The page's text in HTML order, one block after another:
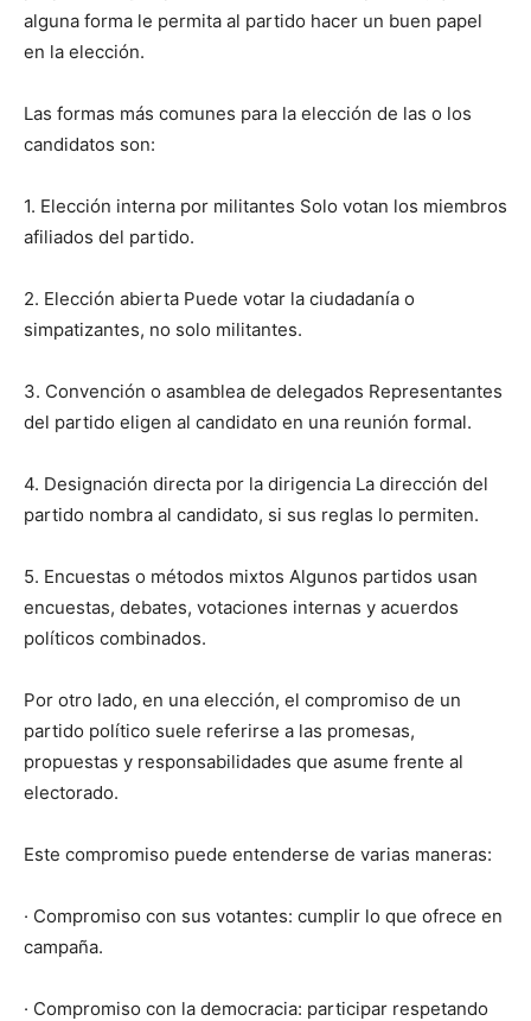
alguna forma le permita al partido hacer un buen papel
en la elección.
Las formas más comunes para la elección de las o los
candidatos son:
1. Elección interna por militantes Solo votan los miembros
afiliados del partido.
2. Elección abierta Puede votar la ciudadanía o
simpatizantes, no solo militantes.
3. Convención o asamblea de delegados Representantes
del partido eligen al candidato en una reunión formal.
4. Designación directa por la dirigencia La dirección del
partido nombra al candidato, si sus reglas lo permiten.
5. Encuestas o métodos mixtos Algunos partidos usan
encuestas, debates, votaciones internas y acuerdos
políticos combinados.
Por otro lado, en una elección, el compromiso de un
partido político suele referirse a las promesas,
propuestas y responsabilidades que asume frente al
electorado.
Este compromiso puede entenderse de varias maneras:
· Compromiso con sus votantes: cumplir lo que ofrece en
campaña.
· Compromiso con la democracia: participar respetando